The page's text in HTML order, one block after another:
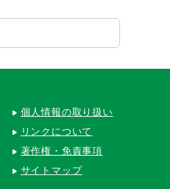
個人情報の取り扱い
リンクについて
著作権・免責事項
サイトマップ